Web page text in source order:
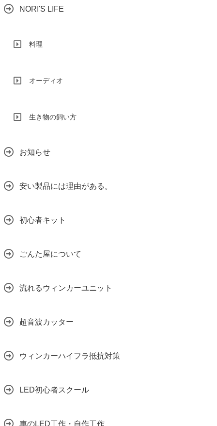
NORI'S LIFE
料理
オーディオ
生き物の飼い方
お知らせ
安い製品には理由がある。
初心者キット
ごんた屋について
流れるウィンカーユニット
超音波カッター
ウィンカーハイフラ抵抗対策
LED初心者スクール
車のLED工作・自作工作